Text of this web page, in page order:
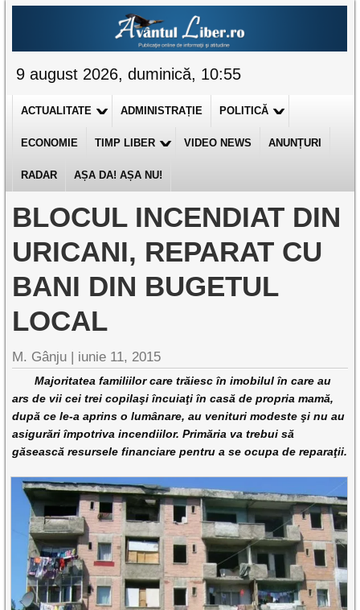
9 august 2026, duminică, 10:55
ACTUALITATE ADMINISTRAȚIE POLITICĂ
ECONOMIE TIMP LIBER VIDEO NEWS ANUNȚURI
RADAR AȘA DA! AȘA NU!
BLOCUL INCENDIAT DIN
URICANI, REPARAT CU
BANI DIN BUGETUL
LOCAL
M. Gânju | iunie 11, 2015
Majoritatea familiilor care trăiesc în imobilul în care au
ars de vii cei trei copilaşi încuiaţi în casă de propria mamă,
după ce le-a aprins o lumânare, au venituri modeste şi nu au
asigurări împotriva incendiilor. Primăria va trebui să
găsească resursele financiare pentru a se ocupa de reparaţii.